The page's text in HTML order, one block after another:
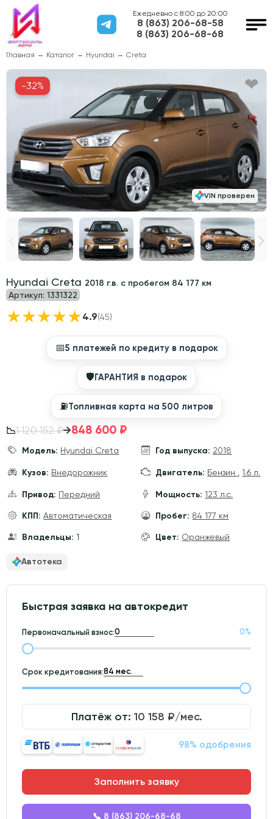
Ежедневно с 8:00 до 20:00
8 (863) 206-68-58
8 (863) 206-68-68
Главная Каталог Hyundai Creta
Hyundai Creta 2018 г.в. с пробегом 84 177 км
Артикул: 1331322
★★★★★4.9(45)
📅5 платежей по кредиту в подарок
🛡ГАРАНТИЯ в подарок
⛽️Топливная карта на 500 литров
📉1 120 152 ₽→848 600 ₽
Модель: Hyundai Creta Год выпуска: 2018
Кузов: Внедорожник Двигатель: Бензин ,1.6 л.
Привод: Передний Мощность: 123 л.с.
КПП: Автоматическая Пробег: 84 177 км
Владельцы: 1 Цвет: Оранжевый
Автотека
Быстрая заявка на автокредит
Первоначальный взнос: 0%
Срок кредитования:
Платёж от: 10 158 ₽/мес.
98% одобрения
Заполнить заявку
📞 8 (863) 206-68-68
VIN проверен
-32%